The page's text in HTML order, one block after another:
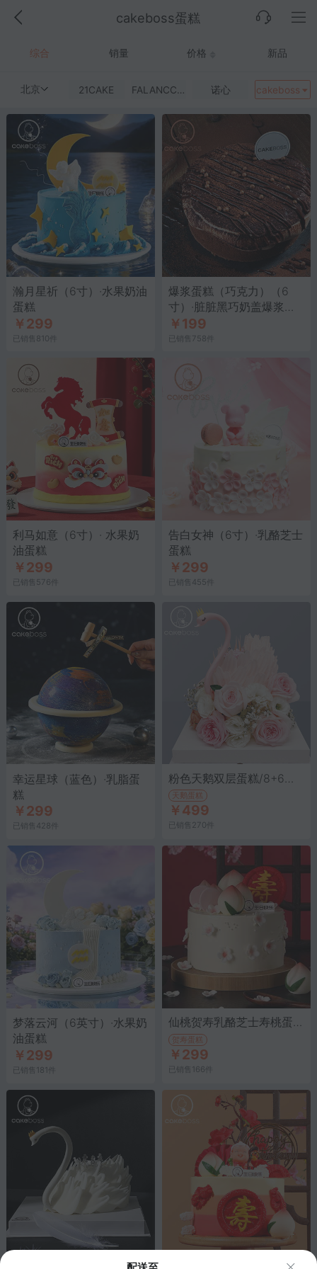
cakeboss蛋糕
综合 销量 价格 新品
北京 21CAKE FALANCCAKE 诺心 cakeboss
瀚月星祈（6寸）·水果奶油
蛋糕
￥299
已销售810件
爆浆蛋糕（巧克力）（6
寸）·脏脏黑巧奶盖爆浆蛋
糕
￥199
已销售758件
利马如意（6寸）· 水果奶
油蛋糕
￥299
已销售576件
告白女神（6寸）·乳酪芝士
蛋糕
￥299
已销售455件
幸运星球（蓝色）·乳脂蛋
糕
￥299
已销售428件
天鹅蛋糕
￥499
已销售270件
梦落云河（6英寸）·水果奶
油蛋糕
￥299
已销售181件
仙桃贺寿乳酪芝士寿桃蛋糕/6寸·仙桃、乳酪、芝士
贺寿蛋糕
￥299
已销售166件
白天鹅之歌奶油蛋糕/6寸· 安佳奶油